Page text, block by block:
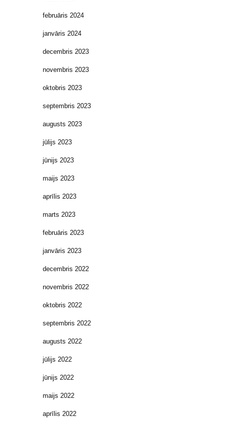
februāris 2024
janvāris 2024
decembris 2023
novembris 2023
oktobris 2023
septembris 2023
augusts 2023
jūlijs 2023
jūnijs 2023
maijs 2023
aprīlis 2023
marts 2023
februāris 2023
janvāris 2023
decembris 2022
novembris 2022
oktobris 2022
septembris 2022
augusts 2022
jūlijs 2022
jūnijs 2022
maijs 2022
aprīlis 2022